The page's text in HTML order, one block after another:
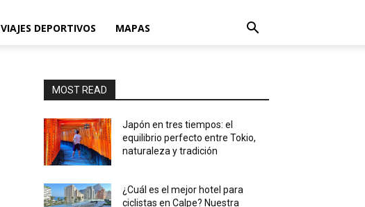
VIAJES DEPORTIVOS MAPAS
MOST READ
Japón en tres tiempos: el
equilibrio perfecto entre Tokio,
naturaleza y tradición
¿Cuál es el mejor hotel para
ciclistas en Calpe? Nuestra